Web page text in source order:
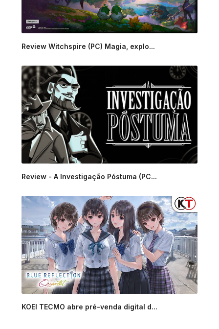
Review Witchspire (PC) Magia, explo...
Review - A Investigação Póstuma (PC...
KOEI TECMO abre pré-venda digital d...